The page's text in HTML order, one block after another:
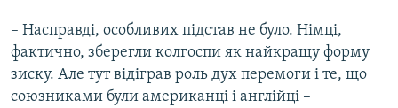
– Насправді, особливих підстав не було. Німці,
фактично, зберегли колгоспи як найкращу форму
зиску. Але тут відіграв роль дух перемоги і те, що
союзниками були американці і англійці –